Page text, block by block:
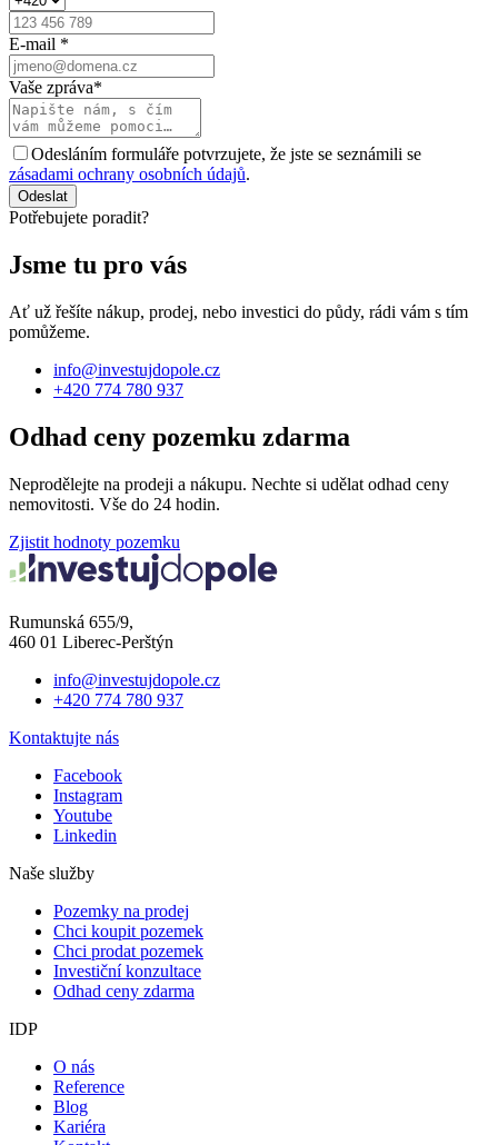
E-mail *
Vaše zpráva*
Odesláním formuláře potvrzujete, že jste se seznámili se
zásadami ochrany osobních údajů.
Odeslat
Potřebujete poradit?
Jsme tu pro vás
Ať už řešíte nákup, prodej, nebo investici do půdy, rádi vám s tím
pomůžeme.
info@investujdopole.cz
+420 774 780 937
Odhad ceny pozemku zdarma
Neprodělejte na prodeji a nákupu. Nechte si udělat odhad ceny
nemovitosti. Vše do 24 hodin.
Zjistit hodnoty pozemku
Rumunská 655/9,
460 01 Liberec-Perštýn
info@investujdopole.cz
+420 774 780 937
Kontaktujte nás
Facebook
Instagram
Youtube
Linkedin
Naše služby
Pozemky na prodej
Chci koupit pozemek
Chci prodat pozemek
Investiční konzultace
Odhad ceny zdarma
IDP
O nás
Reference
Blog
Kariéra